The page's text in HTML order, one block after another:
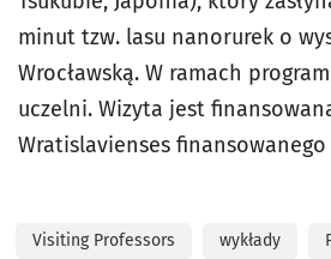
minut tzw. lasu nanorurek o
Wrocławską. W ramach
uczelni. Wizyta jest
Wratislavienses
Visiting Professors wykłady